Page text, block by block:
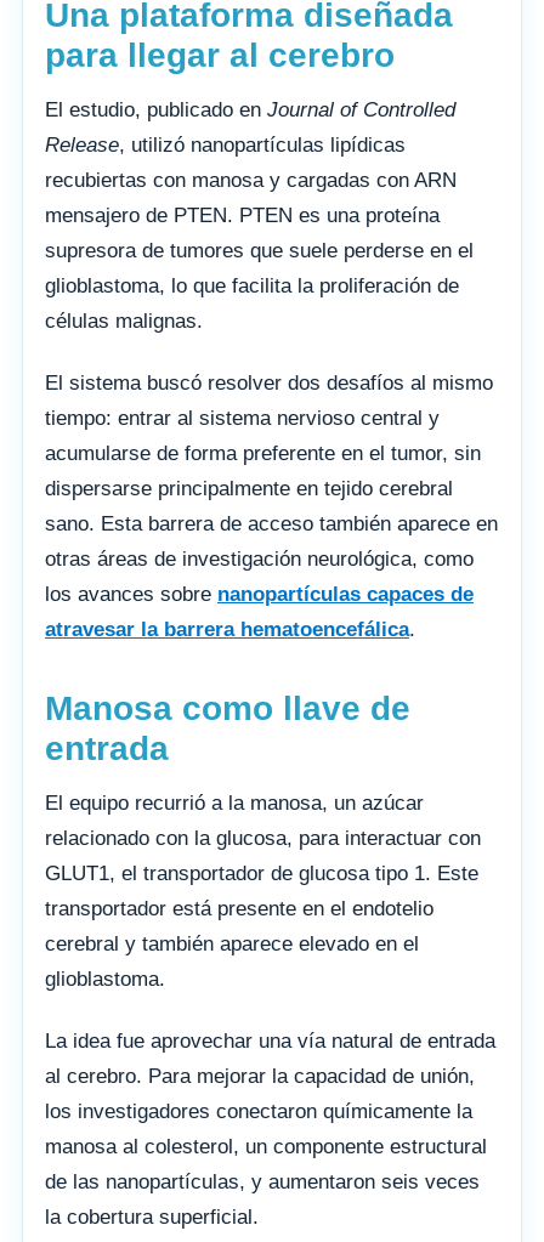
Una plataforma diseñada
para llegar al cerebro
El estudio, publicado en Journal of Controlled
Release, utilizó nanopartículas lipídicas
recubiertas con manosa y cargadas con ARN
mensajero de PTEN. PTEN es una proteína
supresora de tumores que suele perderse en el
glioblastoma, lo que facilita la proliferación de
células malignas.
El sistema buscó resolver dos desafíos al mismo
tiempo: entrar al sistema nervioso central y
acumularse de forma preferente en el tumor, sin
dispersarse principalmente en tejido cerebral
sano. Esta barrera de acceso también aparece en
otras áreas de investigación neurológica, como
los avances sobre nanopartículas capaces de
atravesar la barrera hematoencefálica.
Manosa como llave de
entrada
El equipo recurrió a la manosa, un azúcar
relacionado con la glucosa, para interactuar con
GLUT1, el transportador de glucosa tipo 1. Este
transportador está presente en el endotelio
cerebral y también aparece elevado en el
glioblastoma.
La idea fue aprovechar una vía natural de entrada
al cerebro. Para mejorar la capacidad de unión,
los investigadores conectaron químicamente la
manosa al colesterol, un componente estructural
de las nanopartículas, y aumentaron seis veces
la cobertura superficial.